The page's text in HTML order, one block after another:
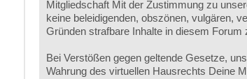
Mitgliedschaft Mit der Zustimmung zu
keine beleidigenden, obszönen, vulgären,
Gründen strafbare Inhalte in diesem Forum
Bei Verstößen gegen geltende Gesetze,
Wahrung des virtuellen Hausrechts Deine